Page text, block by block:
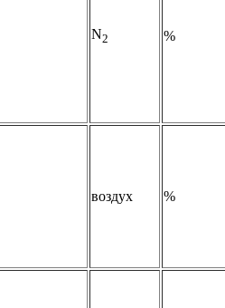
N2 %
воздух %